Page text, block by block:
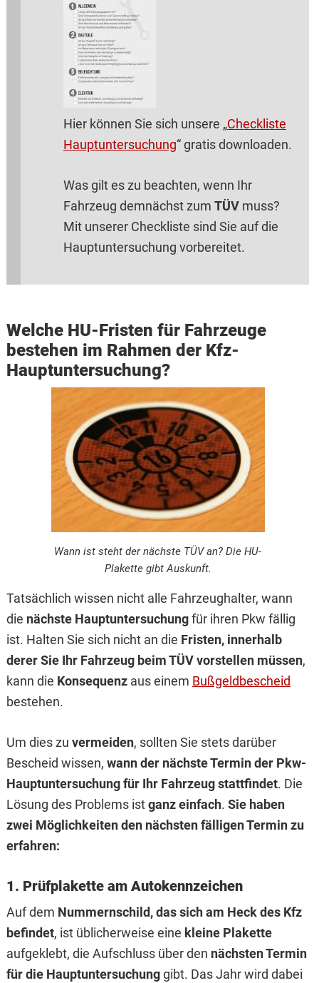
Hier können Sie sich unsere „Checkliste
Hauptuntersuchung“ gratis downloaden.
Was gilt es zu beachten, wenn Ihr
Fahrzeug demnächst zum TÜVmuss?
Mit unserer Checkliste sind Sie auf die
Hauptuntersuchung vorbereitet.
Welche HU-Fristen für Fahrzeuge
bestehen im Rahmen der Kfz-
Hauptuntersuchung?
Wann ist steht der nächste TÜV an? Die HU-
Plakette gibt Auskunft.
Tatsächlich wissen nicht alle Fahrzeughalter, wann
die nächste Hauptuntersuchungfür ihren Pkw fällig
ist. Halten Sie sich nicht an die Fristen, innerhalb
derer Sie Ihr Fahrzeug beim TÜV vorstellen müssen,
kann die Konsequenzaus einem Bußgeldbescheid
bestehen.
Um dies zu vermeiden, sollten Sie stets darüber
Bescheid wissen, wann der nächste Termin der Pkw-
Hauptuntersuchung für Ihr Fahrzeug stattfindet. Die
Lösung des Problems istganz einfach. Sie haben
zwei Möglichkeiten den nächsten fälligen Termin zu
erfahren:
1. Prüfplakette am Autokennzeichen
Auf dem Nummernschild, das sich am Heck des Kfz
befindet, ist üblicherweise eine kleine Plakette
aufgeklebt, die Aufschluss über den nächsten Termin
für die Hauptuntersuchunggibt. Das Jahr wird dabei